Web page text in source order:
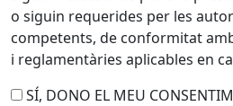
o siguin requerides per les
competents, de conformitat
i reglamentàries aplicables en
SÍ, DONO EL MEU